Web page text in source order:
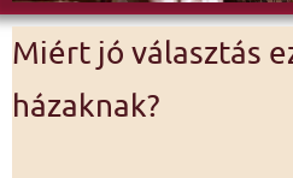
Miért jó választás
házaknak?